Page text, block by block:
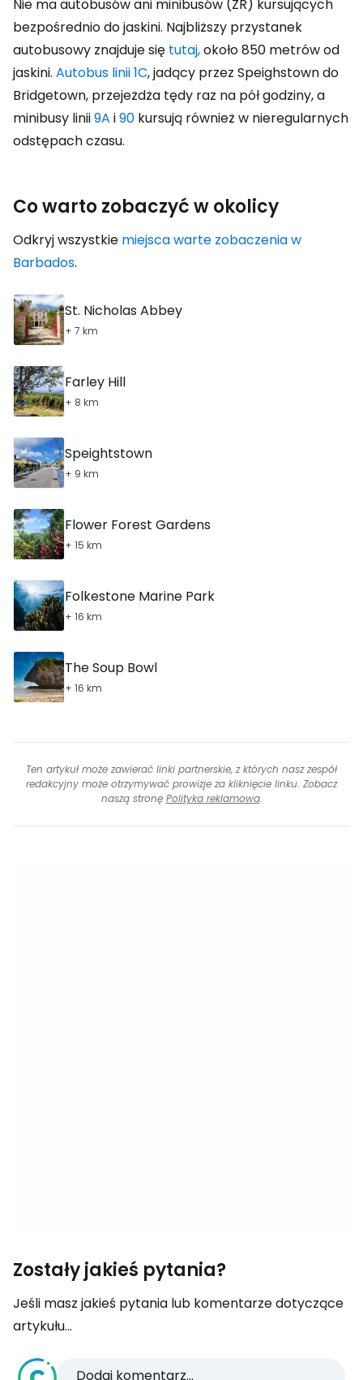
Nie ma autobusów ani minibusów (ZR) kursujących
bezpośrednio do jaskini. Najbliższy przystanek
autobusowy znajduje się tutaj,około 850 metrów od
jaskini. Autobus linii 1C, jadący przez Speighstown do
Bridgetown, przejeżdża tędy raz na pół godziny, a
minibusy linii9A i90 kursują również w nieregularnych
odstępach czasu.
Co warto zobaczyć w okolicy
Odkryj wszystkie miejsca warte zobaczenia w
Barbados.
St. Nicholas Abbey
+ 7 km
Farley Hill
+ 8 km
Speightstown
+ 9 km
Flower Forest Gardens
+ 15 km
Folkestone Marine Park
+ 16 km
The Soup Bowl
+ 16 km
Ten artykuł może zawierać linki partnerskie, z których nasz zespół
redakcyjny może otrzymywać prowizje za kliknięcie linku. Zobacz
naszą stronę Polityka reklamowa.
Zostały jakieś pytania?
Jeśli masz jakieś pytania lub komentarze dotyczące
artykułu...
Dodaj komentarz...